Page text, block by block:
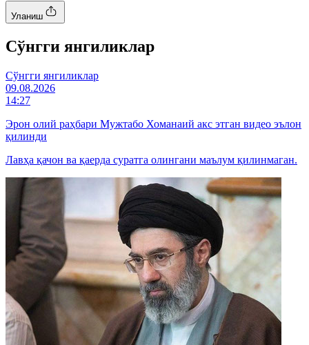
Уланиш
Cўнгги янгиликлар
Cўнгги янгиликлар
09.08.2026
14:27
Эрон олий раҳбари Мужтабо Хоманаий акс этган видео эълон
қилинди
Лавҳа қачон ва қаерда суратга олингани маълум қилинмаган.